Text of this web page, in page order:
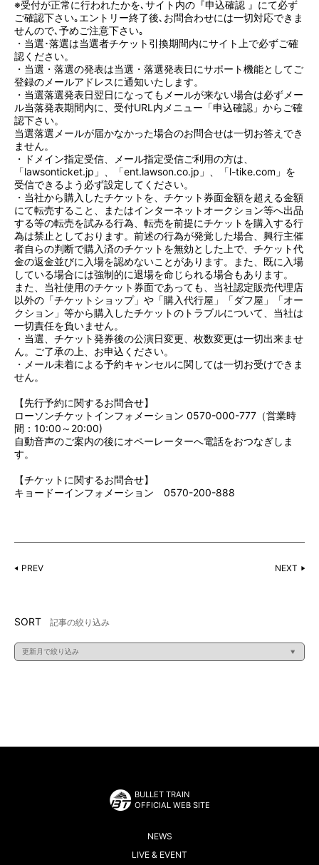
※受付が正常に行われたかを､サイト内の『申込確認 』にて必ず
ご確認下さい｡エントリー終了後､お問合わせには一切対応できま
せんので､予めご注意下さい｡
・当選･落選は当選者チケット引換期間内にサイト上で必ずご確
認ください。
・当選・落選の発表は当選・落選発表日にサポート機能としてご
登録のメールアドレスに通知いたします。
・当選落選発表日翌日になってもメールが来ない場合は必ずメー
ル当落発表期間内に、受付URL内メニュー「申込確認」からご確
認下さい。
当選落選メールが届かなかった場合のお問合せは一切お答えでき
ません。
・ドメイン指定受信、メール指定受信ご利用の方は、
「lawsonticket.jp」、「ent.lawson.co.jp」、「l-tike.com」を
受信できるよう必ず設定してください。
・当社から購入したチケットを、チケット券面金額を超える金額
にて転売すること、またはインターネットオークション等へ出品
する等の転売を試みる行為、転売を前提にチケットを購入する行
為は禁止としております。前述の行為が発覚した場合、興行主催
者自らの判断で購入済のチケットを無効とした上で、チケット代
金の返金並びに入場を認めないことがあります。また、既に入場
している場合には強制的に退場を命じられる場合もあります。
また、当社使用のチケット券面であっても、当社認定販売代理店
以外の「チケットショップ」や「購入代行屋」「ダフ屋」「オー
クション」等から購入したチケットのトラブルについて、当社は
一切責任を負いません。
・当選、チケット発券後の公演日変更、枚数変更は一切出来ませ
ん。ご了承の上、お申込ください。
・メール未着による予約キャンセルに関しては一切お受けできま
せん。
【先行予約に関するお問合せ】
ローソンチケットインフォメーション 0570-000-777（営業時
間：10:00～20:00)
自動音声のご案内の後にオペーレーターへ電話をおつなぎしま
す。
【チケットに関するお問合せ】
キョードーインフォメーション 0570-200-888
PREV NEXT
SORT 記事の絞り込み
BULLET TRAIN
OFFICIAL WEB SITE
NEWS
LIVE & EVENT